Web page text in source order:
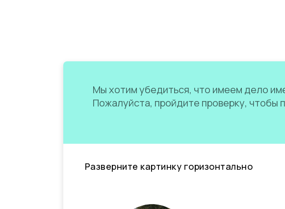
Мы хотим убедиться, что имеем дело
Пожалуйста, пройдите проверку, чтобы
Разверните картинку горизонтально